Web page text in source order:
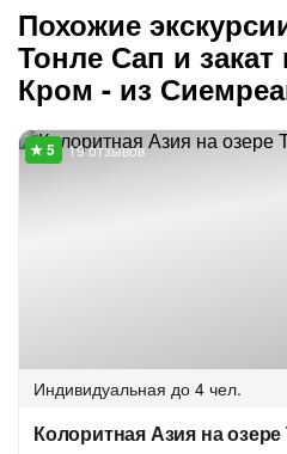
Похожие
Тонле Сап и
Кром - из
19 отзывов
Индивидуальная до 4 чел.
Колоритная Азия на